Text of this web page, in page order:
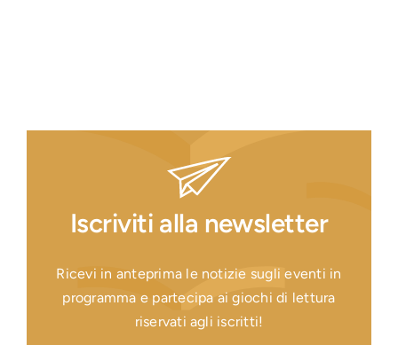
Iscriviti alla newsletter
Ricevi in anteprima le notizie sugli eventi in
programma e partecipa ai giochi di lettura
riservati agli iscritti!